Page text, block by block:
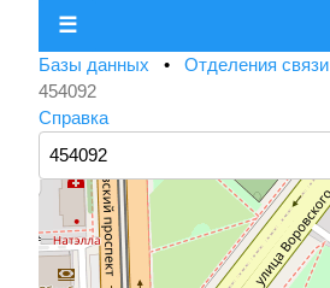
☰
Базы данных • Отделения связи
454092
Справка